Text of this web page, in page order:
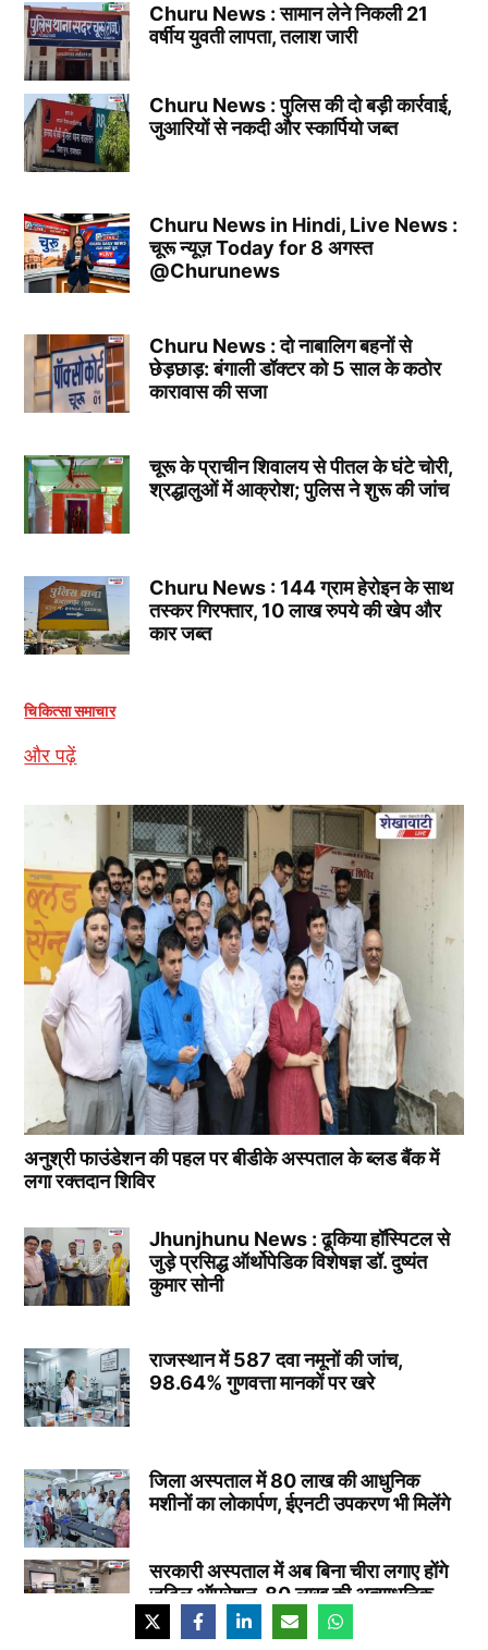
Churu News : सामान लेने निकली 21
वर्षीय युवती लापता, तलाश जारी
Churu News : पुलिस की दो बड़ी कार्रवाई,
जुआरियों से नकदी और स्कार्पियो जब्त
Churu News in Hindi, Live News :
चूरू न्यूज़ Today for 8 अगस्त
@Churunews
Churu News : दो नाबालिग बहनों से
छेड़छाड़: बंगाली डॉक्टर को 5 साल के कठोर
कारावास की सजा
चूरू के प्राचीन शिवालय से पीतल के घंटे चोरी,
श्रद्धालुओं में आक्रोश; पुलिस ने शुरू की जांच
Churu News : 144 ग्राम हेरोइन के साथ
तस्कर गिरफ्तार, 10 लाख रुपये की खेप और
कार जब्त
चिकित्सा समाचार
और पढ़ें
अनुश्री फाउंडेशन की पहल पर बीडीके अस्पताल के ब्लड बैंक में
लगा रक्तदान शिविर
Jhunjhunu News : ढूकिया हॉस्पिटल से
जुड़े प्रसिद्ध ऑर्थोपेडिक विशेषज्ञ डॉ. दुष्यंत
कुमार सोनी
राजस्थान में 587 दवा नमूनों की जांच,
98.64% गुणवत्ता मानकों पर खरे
जिला अस्पताल में 80 लाख की आधुनिक
मशीनों का लोकार्पण, ईएनटी उपकरण भी मिलेंगे
सरकारी अस्पताल में अब बिना चीरा लगाए होंगे
जटिल ऑपरेशन, 80 लाख की अत्याधुनिक
मशीनें स्थापित